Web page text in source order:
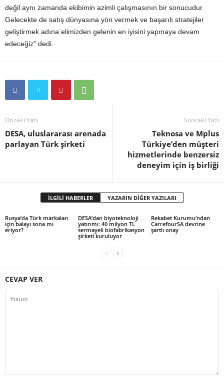
değil aynı zamanda ekibimin azimli çalışmasının bir sonucudur.
Gelecekte de satış dünyasına yön vermek ve başarılı stratejiler
geliştirmek adına elimizden gelenin en iyisini yapmaya devam
edeceğiz” dedi.
Önceki Yazı
DESA, uluslararası arenada
parlayan Türk şirketi
Sonraki Yazı
Teknosa ve Mplus
Türkiye’den müşteri
hizmetlerinde benzersiz
deneyim için iş birliği
İLGİLİ HABERLER YAZARIN DİĞER YAZILARI
Rusya’da Türk markaları
için balayı sona mı
eriyor?
DESA’dan biyoteknoloji
yatırımı: 40 milyon TL
sermayeli biofabrikasyon
şirketi kuruluyor
Rekabet Kurumu’ndan
CarrefourSA devrine
şartlı onay
CEVAP VER